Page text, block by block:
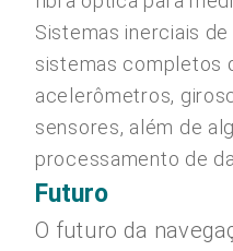
Sistemas inerciais
sistemas completos
acelerômetros,
sensores, além de
processamento de
Futuro
O futuro da